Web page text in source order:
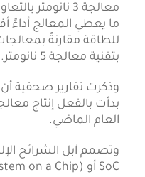
ما يعطي المعالج
بتقنية معالجة 5 نانومتر.
العام الماضي.
وتصمم آبل الشرائح